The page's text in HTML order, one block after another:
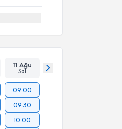
11 Ağu
Sal
09:00
09:30
10:00